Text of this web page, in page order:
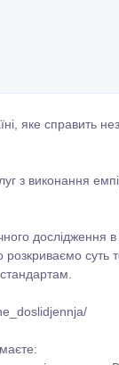
яке справить
з виконання
дослідження в
суть